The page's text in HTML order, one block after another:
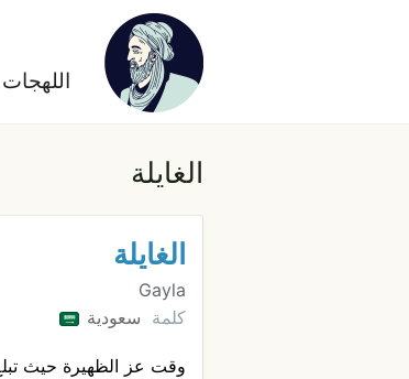
اللهجات
الغايلة
الغايلة
Gayla
كلمة سعودية
وقت عز الظهيرة حيث